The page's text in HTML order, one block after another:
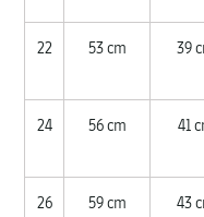
22 53 cm 39
24 56 cm 41
26 59 cm 43